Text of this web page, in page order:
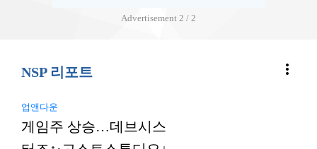
Advertisement 2 / 2
NSP 리포트 more_vert
업앤다운
게임주 상승…데브시스